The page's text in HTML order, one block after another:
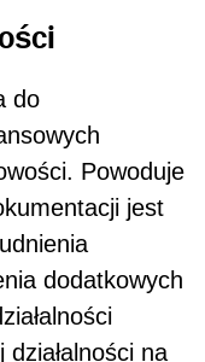
do
Powoduje
jest
dodatkowych
na